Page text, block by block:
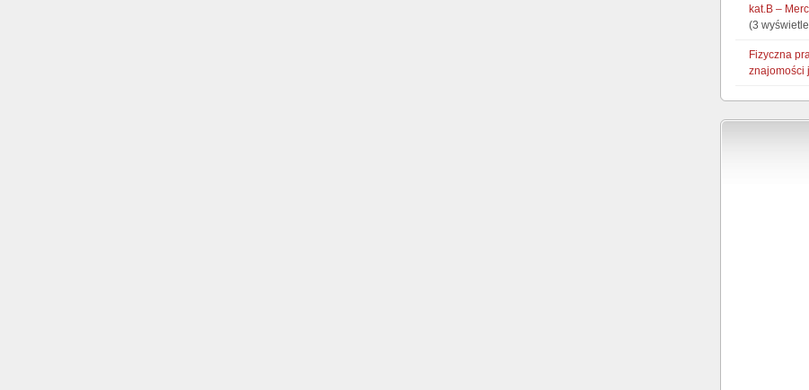
kat.B –
(3
Fizyczna
znajomości